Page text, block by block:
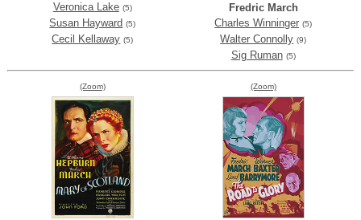
Veronica Lake (5)
Susan Hayward (5)
Cecil Kellaway (5)
Fredric March
Charles Winninger (5)
Walter Connolly (9)
Sig Ruman (5)
(Zoom) (Zoom)